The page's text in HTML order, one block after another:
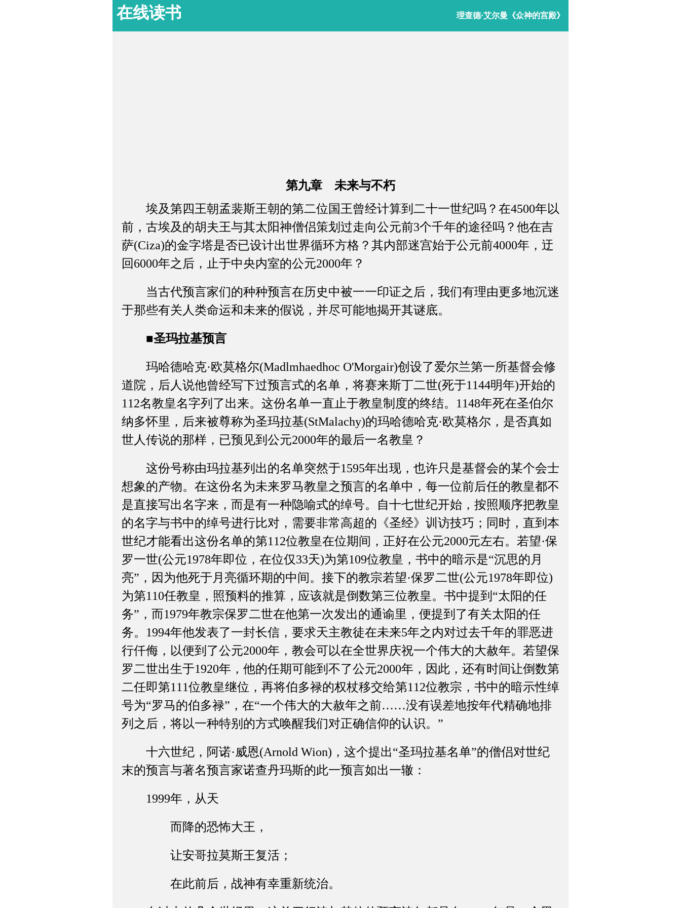
在线读书 理查德·艾尔曼《众神的宫殿》
第九章 未来与不朽
埃及第四王朝孟裴斯王朝的第二位国王曾经计算到二十一世纪吗？在4500年以
前，古埃及的胡夫王与其太阳神僧侣策划过走向公元前3个千年的途径吗？他在吉
萨(Ciza)的金字塔是否已设计出世界循环方格？其内部迷宫始于公元前4000年，迂
回6000年之后，止于中央内室的公元2000年？
当古代预言家们的种种预言在历史中被一一印证之后，我们有理由更多地沉迷
于那些有关人类命运和未来的假说，并尽可能地揭开其谜底。
■圣玛拉基预言
玛哈德哈克·欧莫格尔(Madlmhaedhoc O'Morgair)创设了爱尔兰第一所基督会修
道院，后人说他曾经写下过预言式的名单，将赛来斯丁二世(死于1144明年)开始的
112名教皇名字列了出来。这份名单一直止于教皇制度的终结。1148年死在圣伯尔
纳多怀里，后来被尊称为圣玛拉基(StMalachy)的玛哈德哈克·欧莫格尔，是否真如
世人传说的那样，已预见到公元2000年的最后一名教皇？
这份号称由玛拉基列出的名单突然于1595年出现，也许只是基督会的某个会士
想象的产物。在这份名为未来罗马教皇之预言的名单中，每一位前后任的教皇都不
是直接写出名字来，而是有一种隐喻式的绰号。自十七世纪开始，按照顺序把教皇
的名字与书中的绰号进行比对，需要非常高超的《圣经》训访技巧；同时，直到本
世纪才能看出这份名单的第112位教皇在位期间，正好在公元2000元左右。若望·保
罗一世(公元1978年即位，在位仅33天)为第109位教皇，书中的暗示是“沉思的月
亮”，因为他死于月亮循环期的中间。接下的教宗若望·保罗二世(公元1978年即位)
为第110任教皇，照预料的推算，应该就是倒数第三位教皇。书中提到“太阳的任
务”，而1979年教宗保罗二世在他第一次发出的通谕里，便提到了有关太阳的任
务。1994年他发表了一封长信，要求天主教徒在未来5年之内对过去千年的罪恶进
行仟侮，以便到了公元2000年，教会可以在全世界庆祝一个伟大的大赦年。若望保
罗二世出生于1920年，他的任期可能到不了公元2000年，因此，还有时间让倒数第
二任即第111位教皇继位，再将伯多禄的权杖移交给第112位教宗，书中的暗示性绰
号为“罗马的伯多禄”，在“一个伟大的大赦年之前……没有误差地按年代精确地排
列之后，将以一种特别的方式唤醒我们对正确信仰的认识。”
十六世纪，阿诺·威恩(Arnold Wion)，这个提出“圣玛拉基名单”的僧侣对世纪
末的预言与著名预言家诺查丹玛斯的此一预言如出一辙：
1999年，从天
而降的恐怖大王，
让安哥拉莫斯王复活；
在此前后，战神有幸重新统治。